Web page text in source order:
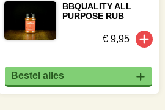
BBQUALITY ALL
PURPOSE RUB
€ 9,95
Bestel alles